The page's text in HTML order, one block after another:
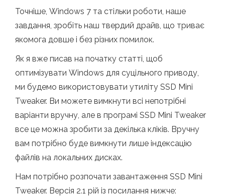
Точніше, Windows 7 та стільки роботи, наше
завдання, зробіть наш твердий драйв, що триває
якомога довше і без різних помилок.
Як я вже писав на початку статті, щоб
оптимізувати Windows для суцільного приводу,
ми будемо використовувати утиліту SSD Mini
Tweaker. Ви можете вимкнути всі непотрібні
варіанти вручну, але в програмі SSD Mini Tweaker
все це можна зробити за декілька кліків. Вручну
вам потрібно буде вимкнути лише індексацію
файлів на локальних дисках.
Нам потрібно розпочати завантаження SSD Mini
Tweaker. Версія 2.1 рій із посилання нижче: